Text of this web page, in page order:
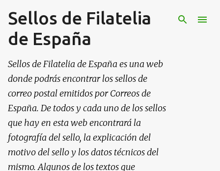
Ir al contenido principal
Sellos de Filatelia
de España
Sellos de Filatelia de España es una web
donde podrás encontrar los sellos de
correo postal emitidos por Correos de
España. De todos y cada uno de los sellos
que hay en esta web encontrará la
fotografía del sello, la explicación del
motivo del sello y los datos técnicos del
mismo. Algunos de los textos que